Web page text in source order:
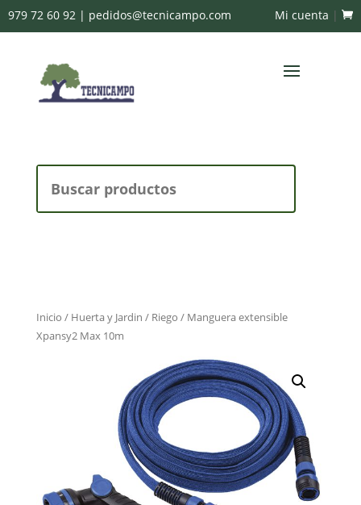
979 72 60 92 | pedidos@tecnicampo.com Mi cuenta |
Inicio / Huerta y Jardin / Riego / Manguera extensible
Xpansy2 Max 10m